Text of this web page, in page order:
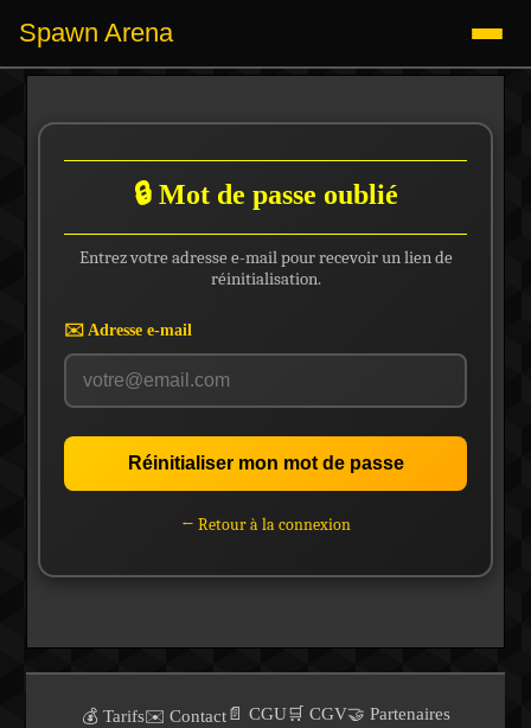
Spawn Arena
🔒 Mot de passe oublié
Entrez votre adresse e-mail pour recevoir un lien de
réinitialisation.
✉️ Adresse e-mail
Réinitialiser mon mot de passe
← Retour à la connexion
💰 Tarifs✉️ Contact📄 CGU🛒 CGV🤝 Partenaires